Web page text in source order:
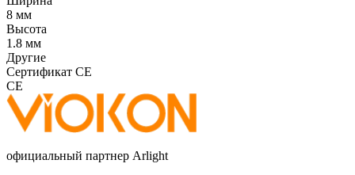
8 мм
Высота
1.8 мм
Другие
Сертификат CE
CE
официальный партнер Arlight